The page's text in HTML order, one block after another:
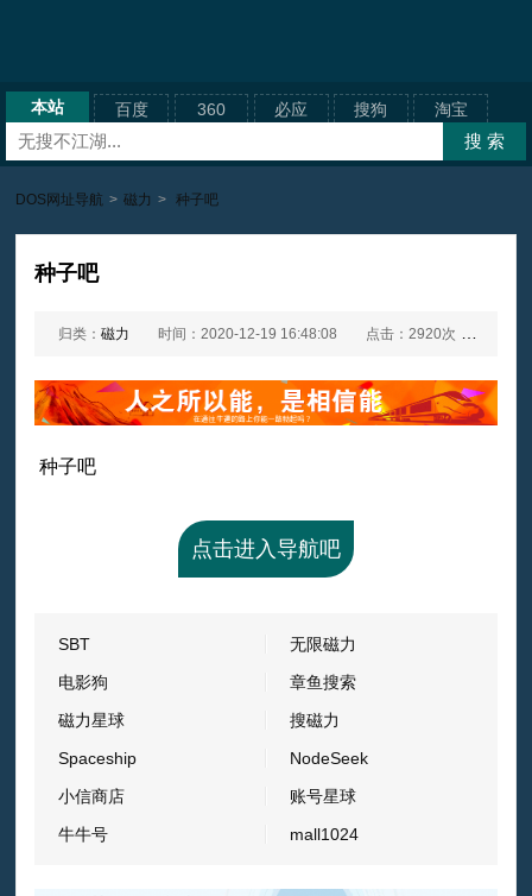
本站 百度 360 必应 搜狗 淘宝
DOS网址导航 > 磁力 > 种子吧
种子吧
归类：磁力 时间：2020-12-19 16:48:08 点击：2920次
种子吧
点击进入导航吧
SBT
无限磁力
电影狗
章鱼搜索
磁力星球
搜磁力
Spaceship
NodeSeek
小信商店
账号星球
牛牛号
mall1024